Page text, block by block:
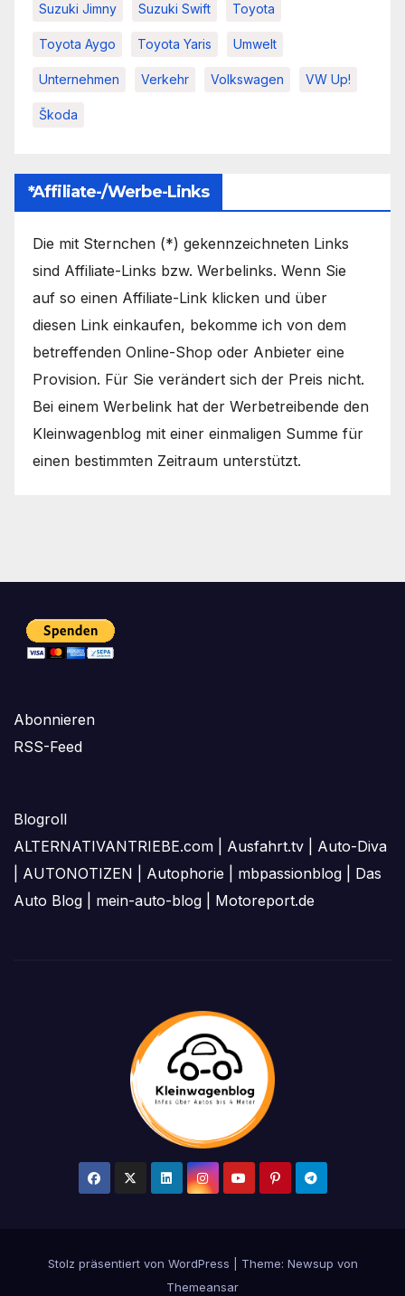
Suzuki Jimny Suzuki Swift Toyota
Toyota Aygo Toyota Yaris Umwelt
Unternehmen Verkehr Volkswagen VW Up!
Škoda
*Affiliate-/Werbe-Links
Die mit Sternchen (*) gekennzeichneten Links
sind Affiliate-Links bzw. Werbelinks. Wenn Sie
auf so einen Affiliate-Link klicken und über
diesen Link einkaufen, bekomme ich von dem
betreffenden Online-Shop oder Anbieter eine
Provision. Für Sie verändert sich der Preis nicht.
Bei einem Werbelink hat der Werbetreibende den
Kleinwagenblog mit einer einmaligen Summe für
einen bestimmten Zeitraum unterstützt.
Abonnieren
RSS-Feed
Blogroll
ALTERNATIVANTRIEBE.com
Ausfahrt.tv
Auto-Diva
AUTONOTIZEN Autophorie mbpassionblog
Das
Auto Blog
mein-auto-blog Motoreport.de
Stolz präsentiert von WordPress Theme: Newsup von
Themeansar